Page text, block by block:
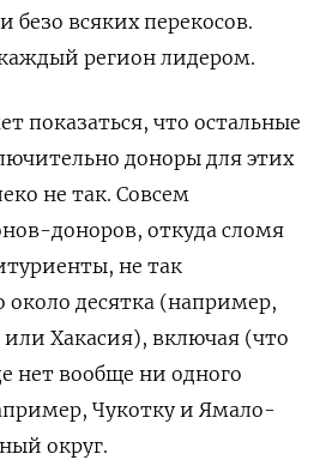
безо всяких перекосов.
регион лидером.
показаться, что остальные
доноры для этих
не так. Совсем
доноров, откуда сломя
не так
десятка (например,
или Хакасия), включая (что
нет вообще ни одного
Чукотку и Ямало-
округ.